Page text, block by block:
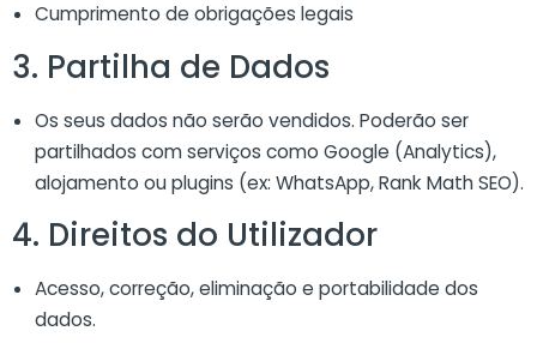
Cumprimento de obrigações legais
3. Partilha de Dados
Os seus dados não serão vendidos. Poderão ser
partilhados com serviços como Google (Analytics),
alojamento ou plugins (ex: WhatsApp, Rank Math SEO).
4. Direitos do Utilizador
Acesso, correção, eliminação e portabilidade dos
dados.